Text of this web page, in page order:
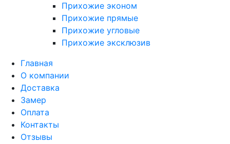
Прихожие эконом
Прихожие прямые
Прихожие угловые
Прихожие эксклюзив
Главная
О компании
Доставка
Замер
Оплата
Контакты
Отзывы